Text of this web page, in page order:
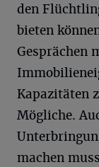
den
bieten
Gesprächen
Kapazitäten
Mögliche.
machen